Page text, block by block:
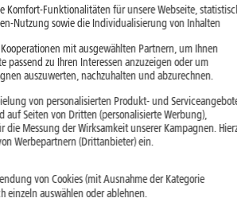
Komfort-Funktionalitäten für unsere Webseite,
Nutzung sowie die Individualisierung von Inhalten
Kooperationen mit ausgewählten Partnern, um Ihnen
passend zu Ihren Interessen anzuzeigen oder um
auszuwerten, nachzuhalten und abzurechnen.
von personalisierten Produkt- und
auf Seiten von Dritten (personalisierte Werbung),
die Messung der Wirksamkeit unserer Kampagnen.
Werbepartnern (Drittanbieter) ein.
von Cookies (mit Ausnahme der Kategorie
einzeln auswählen oder ablehnen.